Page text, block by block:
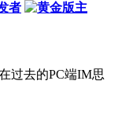
过去的PC端IM思